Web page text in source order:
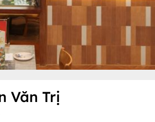
Văn Trị